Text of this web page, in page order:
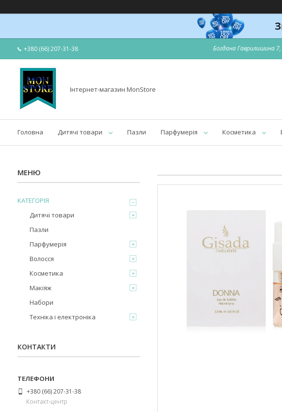
+380 (66) 207-31-38 Богдана Гаврилишина 7,
Інтернет-магазин MonStore
Головна Дитячі товари Пазли Парфумерія Косметика
КАТЕГОРІЯ
Дитячі товари
Пазли
Парфумерія
Волосся
Косметика
Макіяж
Набори
Техніка і електроніка
КОНТАКТИ
+380 (66) 207-31-38
Контакт-центр